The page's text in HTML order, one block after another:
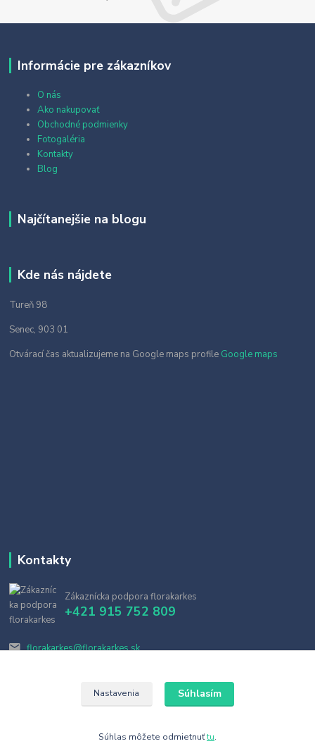
Informácie pre zákazníkov
O nás
Ako nakupovať
Obchodné podmienky
Fotogaléria
Kontakty
Blog
Najčítanejšie na blogu
Kde nás nájdete
Tureň 98
Senec, 903 01
Otvárací čas aktualizujeme na Google maps profile Google maps
Kontakty
Zákaznícka podpora florakarkes
+421 915 752 809
florakarkes@florakarkes.sk
Nastavenia Súhlasím
Súhlas môžete odmietnuťtu.